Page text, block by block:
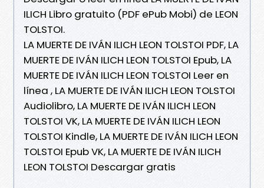
ILICH Libro gratuito (PDF ePub Mobi) de LEON
TOLSTOI.
LA MUERTE DE IVÁN ILICH LEON TOLSTOI PDF, LA
MUERTE DE IVÁN ILICH LEON TOLSTOI Epub, LA
MUERTE DE IVÁN ILICH LEON TOLSTOI Leer en
línea , LA MUERTE DE IVÁN ILICH LEON TOLSTOI
Audiolibro, LA MUERTE DE IVÁN ILICH LEON
TOLSTOI VK, LA MUERTE DE IVÁN ILICH LEON
TOLSTOI Kindle, LA MUERTE DE IVÁN ILICH LEON
TOLSTOI Epub VK, LA MUERTE DE IVÁN ILICH
LEON TOLSTOI Descargar gratis